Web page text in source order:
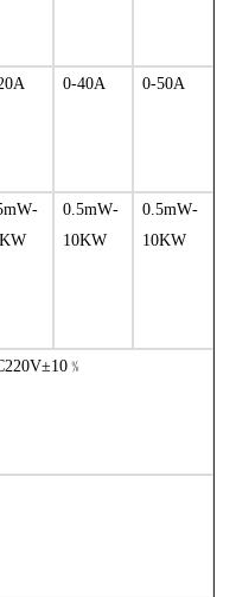
0-40A 0-50A
mW-
W
0.5mW-
10KW
0.5mW-
10KW